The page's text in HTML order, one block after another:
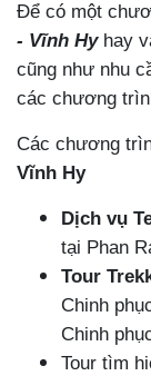
Để có một
- Vĩnh Hyhay
cũng như nhu
các chương
Các chương
Vĩnh Hy
Dịch vụ
tại Phan
Tour
Chinh
Chinh
Tour tìm